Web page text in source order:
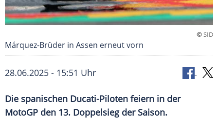
©SID
Márquez-Brüder in Assen erneut vorn
28.06.2025 - 15:51 Uhr
Die spanischen Ducati-Piloten feiern in der
MotoGP den 13. Doppelsieg der Saison.